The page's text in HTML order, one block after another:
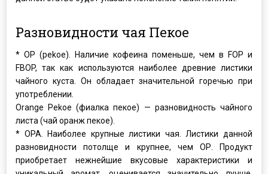
Разновидности чая Пекое
* OP (pekoe). Наличие кофеина поменьше, чем в FOP и
FBOP, так как используются наиболее древние листики
чайного куста. Он обладает значительной горечью при
употреблении.
Orange Pekoe (фиалка пекое) — разновидность чайного
листа (чай оранж пекое).
* OPA. Наиболее крупные листики чая. Листики данной
разновидности потолще и крупнее, чем ОР. Продукт
приобретает нежнейшие вкусовые характеристики и